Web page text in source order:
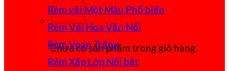
Chưa có sản phẩm trong giỏ hàng.
Rèm vải Một Màu
Rèm Vải Hoa Văn Nổi
Rèm Voan Trắng
Rèm Xếp Lớp